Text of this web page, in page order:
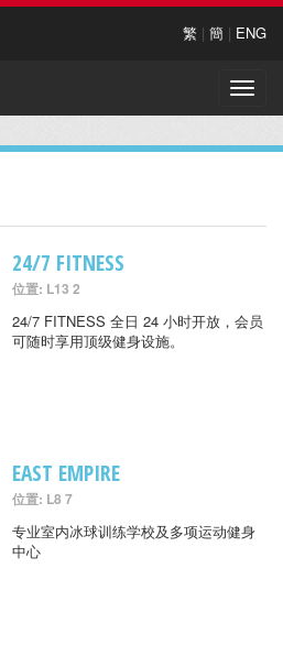
繁 | 簡 | ENG
Toggle
24/7 FITNESS
位置: L13 2
24/7 FITNESS 全日 24 小时开放，会员
可随时享用顶级健身设施。
EAST EMPIRE
位置: L8 7
专业室内冰球训练学校及多项运动健身
中心